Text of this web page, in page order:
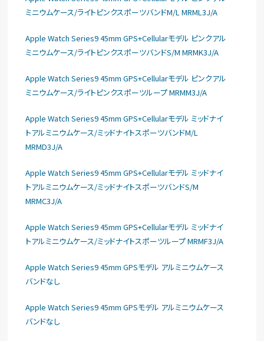
ミニウムケース/ライトピンクスポーツバンドM/L MRML3J/A
Apple Watch Series9 45mm GPS+Cellularモデル ピンクアル
ミニウムケース/ライトピンクスポーツバンドS/M MRMK3J/A
Apple Watch Series9 45mm GPS+Cellularモデル ピンクアル
ミニウムケース/ライトピンクスポーツループ MRMM3J/A
Apple Watch Series9 45mm GPS+Cellularモデル ミッドナイ
トアルミニウムケース/ミッドナイトスポーツバンドM/L
MRMD3J/A
Apple Watch Series9 45mm GPS+Cellularモデル ミッドナイ
トアルミニウムケース/ミッドナイトスポーツバンドS/M
MRMC3J/A
Apple Watch Series9 45mm GPS+Cellularモデル ミッドナイ
トアルミニウムケース/ミッドナイトスポーツループ MRMF3J/A
Apple Watch Series9 45mm GPSモデル アルミニウムケース
バンドなし
Apple Watch Series9 45mm GPSモデル アルミニウムケース
バンドなし